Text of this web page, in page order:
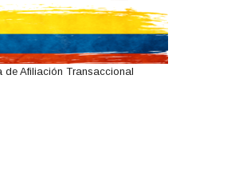
de Afiliación Transaccional